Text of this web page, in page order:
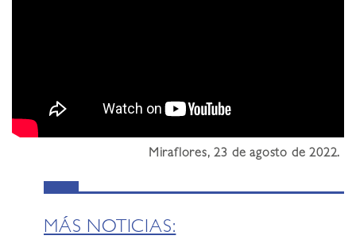
Miraflores, 23 de agosto de 2022.
MÁS NOTICIAS: